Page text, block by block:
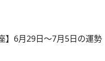
】6月29日～7月5日の運勢